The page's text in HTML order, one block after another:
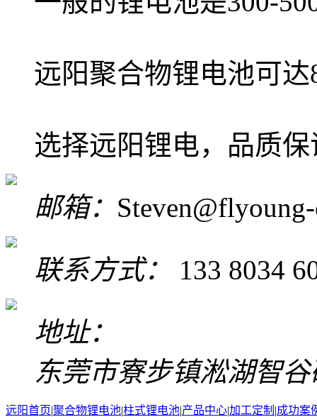
远阳聚合物锂电池可达
选择远阳锂电，品质
邮箱：
联系方式： 133 8034
地址：
东莞市寮步镇淞湖智
远阳首页|聚合物锂电池|柱式锂电池|产品中心|加工定制 |成功案